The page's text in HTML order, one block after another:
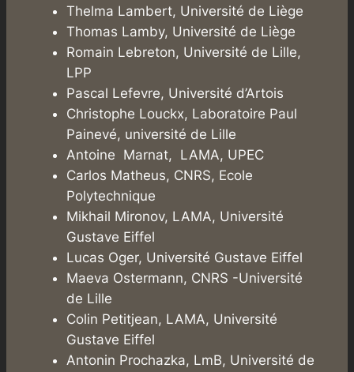
Thelma Lambert, Université de Liège
Thomas Lamby, Université de Liège
Romain Lebreton, Université de Lille,
LPP
Pascal Lefevre, Université d’Artois
Christophe Louckx, Laboratoire Paul
Painevé, université de Lille
Antoine Marnat, LAMA, UPEC
Carlos Matheus, CNRS, Ecole
Polytechnique
Mikhail Mironov, LAMA, Université
Gustave Eiffel
Lucas Oger, Université Gustave Eiffel
Maeva Ostermann, CNRS -Université
de Lille
Colin Petitjean, LAMA, Université
Gustave Eiffel
Antonin Prochazka, LmB, Université de